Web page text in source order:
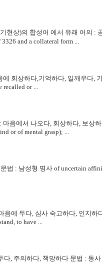
상)의 합성어 에서 유래 어의 :
and a collateral form ...
회상하다,기억하다, 일깨우다,
recalled or ...
음에서 나오다, 회상하다, 보상
or of mental grasp); ...
: 남성형 명사 of uncertain
에 두다, 심사 숙고하다, 인지하
to have ...
주의하다, 책망하다 문법 : 동사